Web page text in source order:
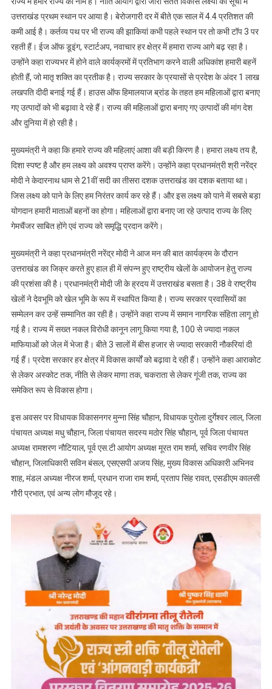
उत्तराखंड प्रथम स्थान पर आया है। बेरोजगारी दर में बीते एक साल में 4.4 प्रतिशत की
कमी आई है। कर्तव्य पथ पर भी राज्य की झाकियां कभी पहले स्थान पर तो कभी टॉप 3 पर
रहती हैं। ईज ऑफ डूइंग, स्टार्टअप, नवाचार हर क्षेत्र में हमारा राज्य आगे बढ़ रहा है।
उन्होंने कहा राज्यभर में होने वाले कार्यक्रमों में प्रतिभाग करने वाली अधिकांश हमारी बहनें
होती हैं, जो मातृ शक्ति का प्रतीक है। राज्य सरकार के प्रयासों से प्रदेश के अंदर 1 लाख
लखपति दीदी बनाई गई हैं। हाउस ऑफ हिमालयाज ब्रांड के तहत हम महिलाओं द्वारा बनाए
गए उत्पादों को भी बढ़ावा दे रहे हैं। राज्य की महिलाओं द्वारा बनाए गए उत्पादों की मांग देश
और दुनिया में हो रही है।
मुख्यमंत्री ने कहा कि हमारे राज्य की महिलाएं आशा की बड़ी किरण है। हमारा लक्ष्य तय है,
दिशा स्पष्ट है और हम लक्ष्य को अवश्य प्राप्त करेंगे। उन्होंने कहा प्रधानमंत्री श्री नरेंद्र
मोदी ने केदारनाथ धाम से 21वीं सदी का तीसरा दशक उत्तराखंड का दशक बताया था।
जिस लक्ष्य को पाने के लिए हम निरंतर कार्य कर रहे हैं। और इस लक्ष्य को पाने में सबसे बड़ा
योगदान हमारी माताओं बहनों का होगा। महिलाओं द्वारा बनाए जा रहे उत्पाद राज्य के लिए
गेमचैंजर साबित होंगे एवं राज्य को समृद्धि प्रदान करेंगे।
मुख्यमंत्री ने कहा प्रधानमंत्री नरेंद्र मोदी ने आज मन की बात कार्यक्रम के दौरान
उत्तराखंड का जिक्र करते हुए हाल ही में संपन्न हुए राष्ट्रीय खेलों के आयोजन हेतु राज्य
की प्रशंसा की है। प्रधानमंत्री मोदी जी के ह्रदय में उत्तराखंड बसता है। 38 वे राष्ट्रीय
खेलों ने देवभूमि को खेल भूमि के रूप में स्थापित किया है। राज्य सरकार प्रवासियों का
सम्मेलन कर उन्हें सम्मानित का रही है। उन्होंने कहा राज्य में समान नागरिक संहिता लागू हो
गई है। राज्य में सख्त नकल विरोधी कानून लागू किया गया है, 100 से ज्यादा नकल
माफियाओं को जेल में भेजा है। बीते 3 सालों में बीस हजार से ज्यादा सरकारी नौकरियां दी
गई हैं। प्रदेश सरकार हर क्षेत्र में विकास कार्यों को बढ़ावा दे रही हैं। उन्होंने कहा आराकोट
से लेकर अस्कोट तक, नीति से लेकर माणा तक, चकराता से लेकर गूंजी तक, राज्य का
समेकित रूप से विकास होगा।
इस अवसर पर विधायक विकासनगर मुन्ना सिंह चौहान, विधायक पुरोला दुर्गेश्वर लाल, जिला
पंचायत अध्यक्ष मधु चौहान, जिला पंचायत सदस्य मठोर सिंह चौहान, पूर्व जिला पंचायत
अध्यक्ष रामशरण नौटियाल, पूर्व एस.टी आयोग अध्यक्ष मूरत राम शर्मा, सचिव रणवीर सिंह
चौहान, जिलाधिकारी सविन बंसल, एसएसपी अजय सिंह, मुख्य विकास अधिकारी अभिनव
शाह, मंडल अध्यक्ष नीरज शर्मा, प्रधान राजा राम शर्मा, प्रताप सिंह रावत, एसडीएम कालसी
गौरी प्रभात, एवं अन्य लोग मौजूद रहे।